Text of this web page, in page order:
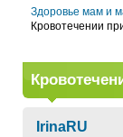
Здоровье мам и
Кровотечении
IrinaRU